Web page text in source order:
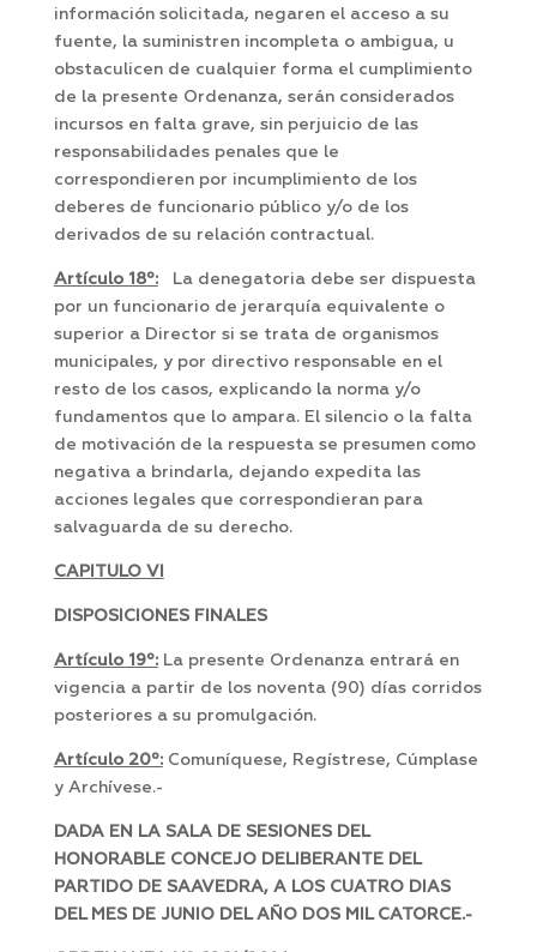
información solicitada, negaren el acceso a su
fuente, la suministren incompleta o ambigua, u
obstaculicen de cualquier forma el cumplimiento
de la presente Ordenanza, serán considerados
incursos en falta grave, sin perjuicio de las
responsabilidades penales que le
correspondieren por incumplimiento de los
deberes de funcionario público y/o de los
derivados de su relación contractual.
Artículo 18º:La denegatoria debe ser dispuesta
por un funcionario de jerarquía equivalente o
superior a Director si se trata de organismos
municipales, y por directivo responsable en el
resto de los casos, explicando la norma y/o
fundamentos que lo ampara. El silencio o la falta
de motivación de la respuesta se presumen como
negativa a brindarla, dejando expedita las
acciones legales que correspondieran para
salvaguarda de su derecho.
CAPITULO VI
DISPOSICIONES FINALES
Artículo 19º:La presente Ordenanza entrará en
vigencia a partir de los noventa (90) días corridos
posteriores a su promulgación.
Artículo 20º:Comuníquese, Regístrese, Cúmplase
y Archívese.-
DADA EN LA SALA DE SESIONES DEL
HONORABLE CONCEJO DELIBERANTE DEL
PARTIDO DE SAAVEDRA, A LOS CUATRO DIAS
DEL MES DE JUNIO DEL AÑO DOS MIL CATORCE.-